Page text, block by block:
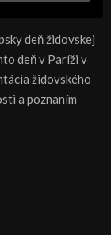
deň židovskej
deň v Paríži v
židovského
a poznaním